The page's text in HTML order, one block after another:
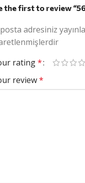
the first to review
adresiniz
rating*
review*